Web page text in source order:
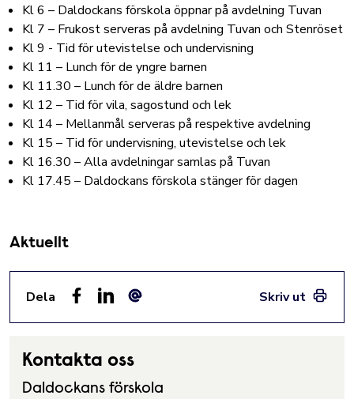
Kl 6 – Daldockans förskola öppnar på avdelning Tuvan
Kl 7 – Frukost serveras på avdelning Tuvan och Stenröset
Kl 9 - Tid för utevistelse och undervisning
Kl 11 – Lunch för de yngre barnen
Kl 11.30 – Lunch för de äldre barnen
Kl 12 – Tid för vila, sagostund och lek
Kl 14 – Mellanmål serveras på respektive avdelning
Kl 15 – Tid för undervisning, utevistelse och lek
Kl 16.30 – Alla avdelningar samlas på Tuvan
Kl 17.45 – Daldockans förskola stänger för dagen
Aktuellt
Dela
Skriv ut
Kontakta oss
Daldockans förskola